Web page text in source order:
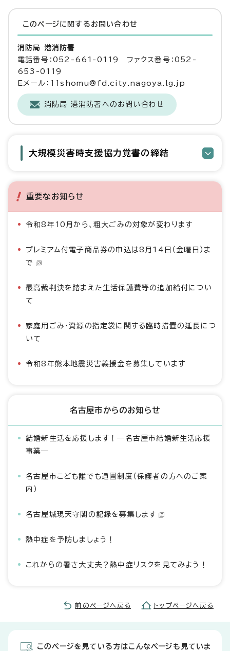
このページに関する お問い合わせ
消防局 港消防署
電話番号：052-661-0119 ファクス番号：052-
653-0119
Eメール：11shomu@fd.city.nagoya.lg.jp
消防局 港消防署へのお問い合わせ
大規模災害時支援協力覚書の締結
重要なお知らせ
令和8年10月から、粗大ごみの対象が変わります
プレミアム付電子商品券の申込は8月14日（金曜日）ま
で
最高裁判決を踏まえた生活保護費等の追加給付につい
て
家庭用ごみ・資源の指定袋に関する臨時措置の延長につ
いて
令和8年熊本地震災害義援金を募集しています
名古屋市からのお知らせ
結婚新生活を応援します！―名古屋市結婚新生活応援
事業―
名古屋市こども誰でも通園制度（保護者の方へのご案
内）
名古屋城現天守閣の記録を募集します
熱中症を予防しましょう！
これからの暑さ大丈夫？熱中症リスクを見てみよう！
前のページへ戻る トップページへ戻る
このページを見ている方はこんなページも見ていま